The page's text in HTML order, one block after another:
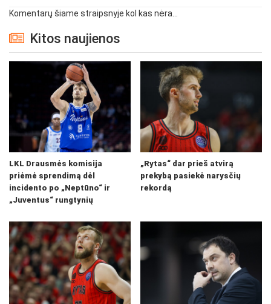
Komentarų šiame straipsnyje kol kas nėra...
Kitos naujienos
LKL Drausmės komisija
priėmė sprendimą dėl
incidento po „Neptūno“ ir
„Juventus“ rungtynių
„Rytas“ dar prieš atvirą
prekybą pasiekė narysčių
rekordą